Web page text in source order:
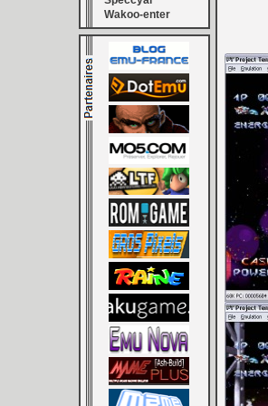
Wakoo-enter